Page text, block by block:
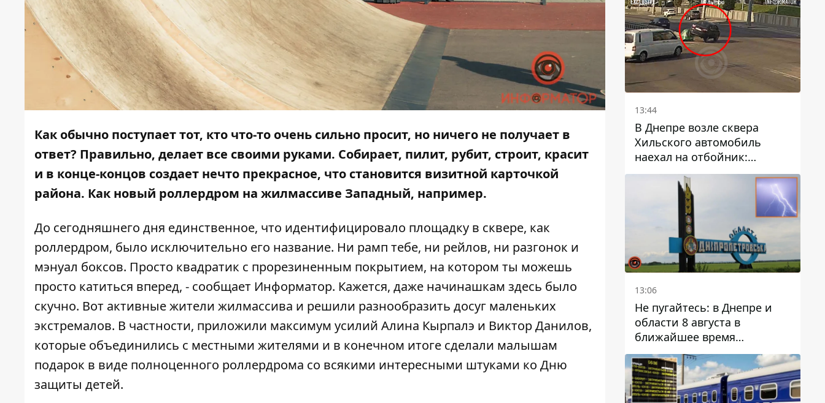
Как обычно поступает тот, кто что-то очень сильно просит, но ничего не получает в
ответ? Правильно, делает все своими руками. Собирает, пилит, рубит, строит, красит
и в конце-концов создает нечто прекрасное, что становится визитной карточкой
района. Как новый роллердром на жилмассиве Западный, например.
До сегодняшнего дня единственное, что идентифицировало площадку в сквере, как
роллердром, было исключительно его название. Ни рамп тебе, ни рейлов, ни разгонок и
мэнуал боксов. Просто квадратик с прорезиненным покрытием, на котором ты можешь
просто катиться вперед, - сообщает Информатор. Кажется, даже начинашкам здесь было
скучно. Вот активные жители жилмассива и решили разнообразить досуг маленьких
экстремалов. В частности, приложили максимум усилий Алина Кырпалэ и Виктор Данилов,
которые объединились с местными жителями и в конечном итоге сделали малышам
подарок в виде полноценного роллердрома со всякими интересными штуками ко Дню
защиты детей.
13:44
В Днепре возле сквера
Хильского автомобиль
наехал на отбойник:
момент происшествия
13:06
Не пугайтесь: в Днепре и
области 8 августа в
ближайшее время
ожидается гроза